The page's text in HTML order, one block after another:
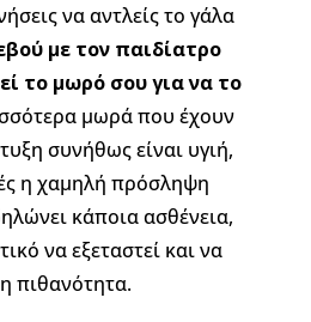
να αντλείς το γάλα
με τον παιδίατρο
το μωρό σου για να το
μωρά που έχουν
συνήθως είναι υγιή,
η χαμηλή πρόσληψη
κάποια ασθένεια,
να εξεταστεί και να
πιθανότητα.